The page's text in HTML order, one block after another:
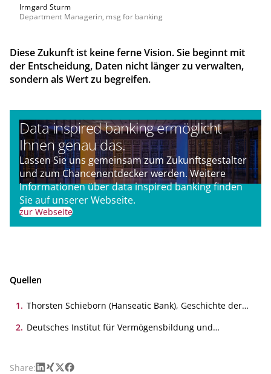
Irmgard Sturm
Department Managerin, msg for banking
Diese Zukunft ist keine ferne Vision. Sie beginnt mit
der Entscheidung, Daten nicht länger zu verwalten,
sondern als Wert zu begreifen.
Data inspired banking ermöglicht
Ihnen genau das.
Lassen Sie uns gemeinsam zum Zukunftsgestalter
und zum Chancenentdecker werden. Weitere
Informationen über data inspired banking finden
Sie auf unserer Webseite.
zur Webseite
Quellen
1. Thorsten Schieborn (Hanseatic Bank), Geschichte der
29.08.2023
2. Deutsches Institut für Vermögensbildung und
Share:LinkedIn
Xing
X Facebook